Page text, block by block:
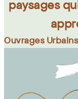
paysages
Ouvrages